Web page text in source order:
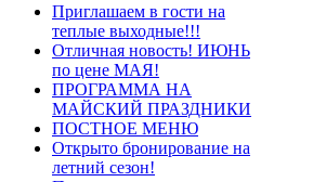
Приглашаем в гости на
теплые выходные!!!
Отличная новость! ИЮНЬ
по цене МАЯ!
ПРОГРАММА НА
МАЙСКИЙ ПРАЗДНИКИ
ПОСТНОЕ МЕНЮ
Открыто бронирование на
летний сезон!